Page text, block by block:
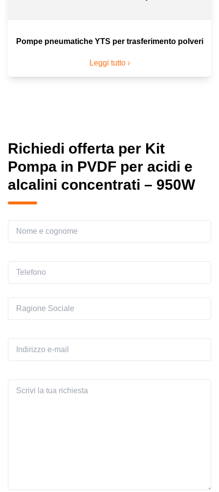
Pompe pneumatiche YTS per trasferimento polveri
Leggi tutto ›
Richiedi offerta per Kit
Pompa in PVDF per acidi e
alcalini concentrati – 950W